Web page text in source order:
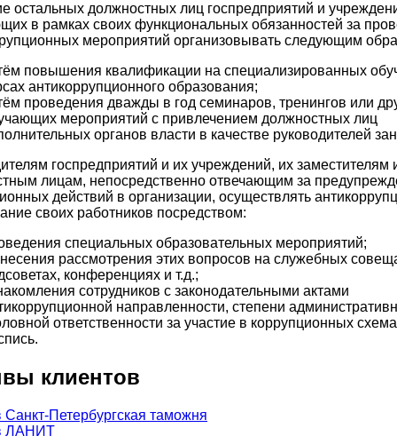
остальных должностных лиц госпредприятий и
в рамках своих функциональных обязанностей за
мероприятий организовывать следующим
повышения квалификации на специализированных
антикоррупционного образования;
проведения дважды в год семинаров, тренингов или
мероприятий с привлечением должностных лиц
органов власти в качестве руководителей
госпредприятий и их учреждений, их заместителям
лицам, непосредственно отвечающим за
действий в организации, осуществлять
своих работников посредством:
специальных образовательных мероприятий;
рассмотрения этих вопросов на служебных
конференциях и т.д.;
сотрудников с законодательными актами
направленности, степени
ответственности за участие в коррупционных
клиентов